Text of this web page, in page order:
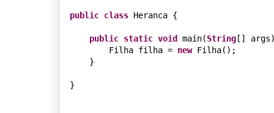
public class Heranca {
public static void main(String []
        Filha filha =
new Filha();
    }
}